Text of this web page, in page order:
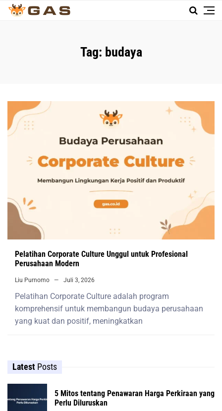
Tag: budaya
Pelatihan Corporate Culture Unggul untuk Profesional
Perusahaan Modern
Liu Purnomo Juli 3, 2026
Pelatihan Corporate Culture adalah program
komprehensif untuk membangun budaya perusahaan
yang kuat dan positif, meningkatkan
Latest Posts
5 Mitos tentang Penawaran Harga Perkiraan yang
Perlu Diluruskan